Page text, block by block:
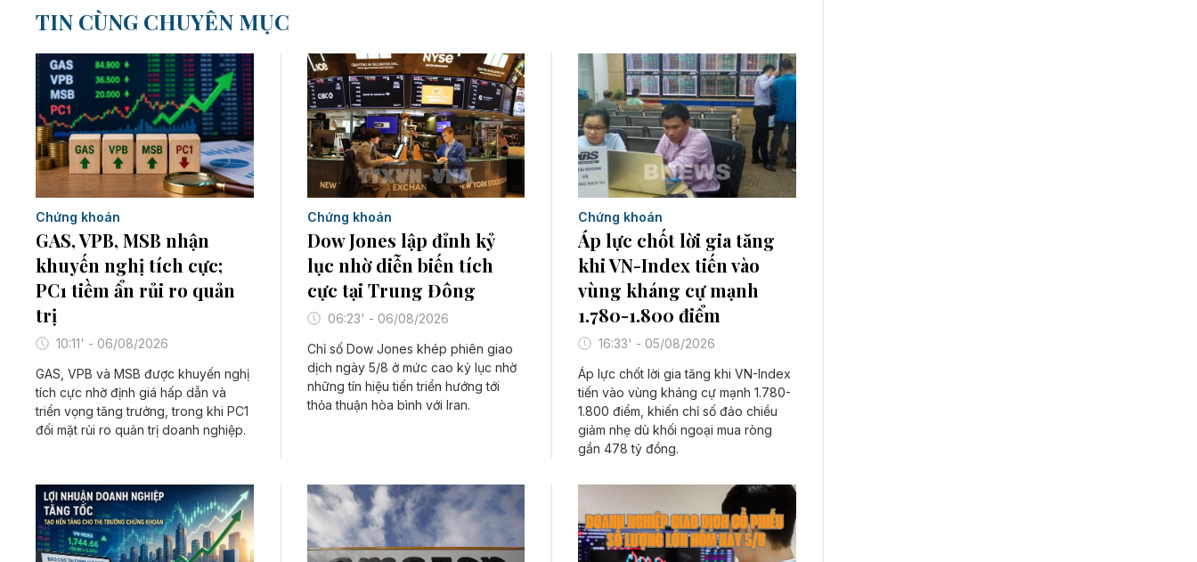
TIN CÙNG CHUYÊN MỤC
Chứng khoán
GAS, VPB, MSB nhận
khuyến nghị tích cực;
PC1 tiềm ẩn rủi ro quản
trị
10:11' - 06/08/2026
GAS, VPB và MSB được khuyến nghị
tích cực nhờ định giá hấp dẫn và
triển vọng tăng trưởng, trong khi PC1
đối mặt rủi ro quản trị doanh nghiệp.
Chứng khoán
Dow Jones lập đỉnh kỷ
lục nhờ diễn biến tích
cực tại Trung Đông
06:23' - 06/08/2026
Chỉ số Dow Jones khép phiên giao
dịch ngày 5/8 ở mức cao kỷ lục nhờ
những tín hiệu tiến triển hướng tới
thỏa thuận hòa bình với Iran.
Chứng khoán
Áp lực chốt lời gia tăng
khi VN-Index tiến vào
vùng kháng cự mạnh
1.780-1.800 điểm
16:33' - 05/08/2026
Áp lực chốt lời gia tăng khi VN-Index
tiến vào vùng kháng cự mạnh 1.780-
1.800 điểm, khiến chỉ số đảo chiều
giảm nhẹ dù khối ngoại mua ròng
gần 478 tỷ đồng.